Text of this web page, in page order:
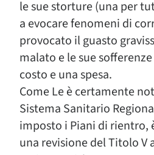
le sue storture (una per
a evocare fenomeni di
provocato il guasto
malato e le sue
costo e una spesa.
Come Le è certamente
Sistema Sanitario
imposto i Piani di rientro,
una revisione del Titolo V